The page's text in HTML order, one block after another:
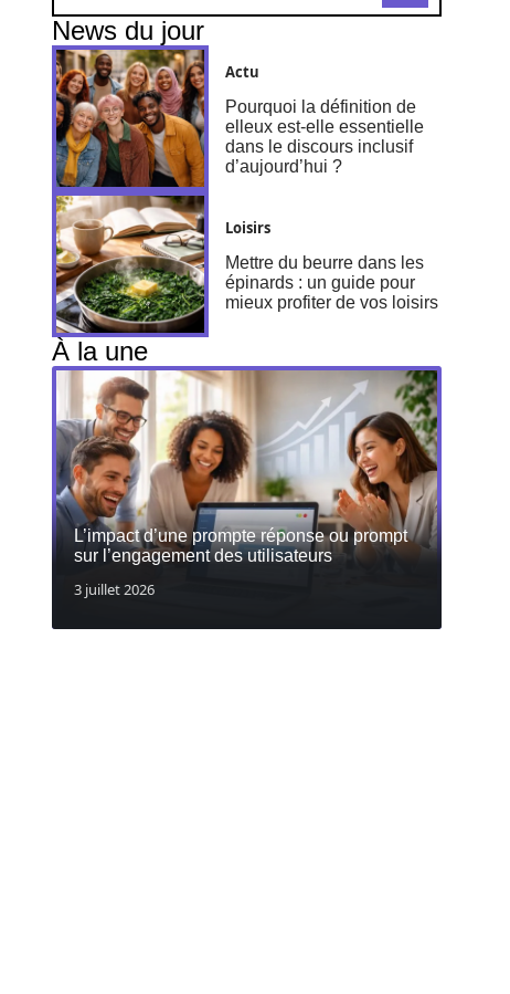
News du jour
Actu
Pourquoi la définition de
elleux est-elle essentielle
dans le discours inclusif
d’aujourd’hui ?
Loisirs
Mettre du beurre dans les
épinards : un guide pour
mieux profiter de vos loisirs
À la une
L’impact d’une prompte réponse ou prompt
sur l’engagement des utilisateurs
3 juillet 2026